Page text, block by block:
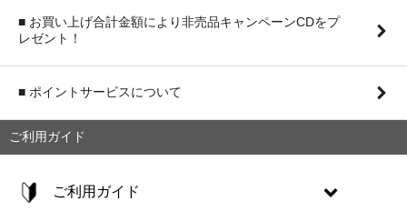
■ お買い上げ合計金額により非売品キャンペーンCDをプ
レゼント！
■ ポイントサービスについて
ご利用ガイド
ご利用ガイド